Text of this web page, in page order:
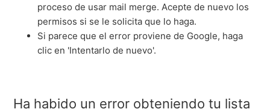
proceso de usar mail merge. Acepte de nuevo los
permisos si se le solicita que lo haga.
Si parece que el error proviene de Google, haga
clic en 'Intentarlo de nuevo'.
Ha habido un error obteniendo tu lista